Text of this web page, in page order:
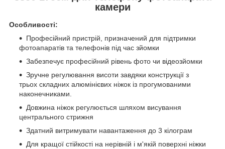
камери
Особливості:
Професійний пристрій, призначений для підтримки
фотоапаратів та телефонів під час зйомки
Забезпечує професійний рівень фото чи відеозйомки
Зручне регулювання висоти завдяки конструкції з
трьох складних алюмінієвих ніжок із прогумованими
наконечниками.
Довжина ніжок регулюється шляхом висування
центрального стрижня
Здатний витримувати навантаження до 3 кілограм
Для кращої стійкості на нерівній і м'якій поверхні ніжки